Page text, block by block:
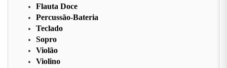
Flauta Doce
Percussão-Bateria
Teclado
Sopro
Violão
Violino